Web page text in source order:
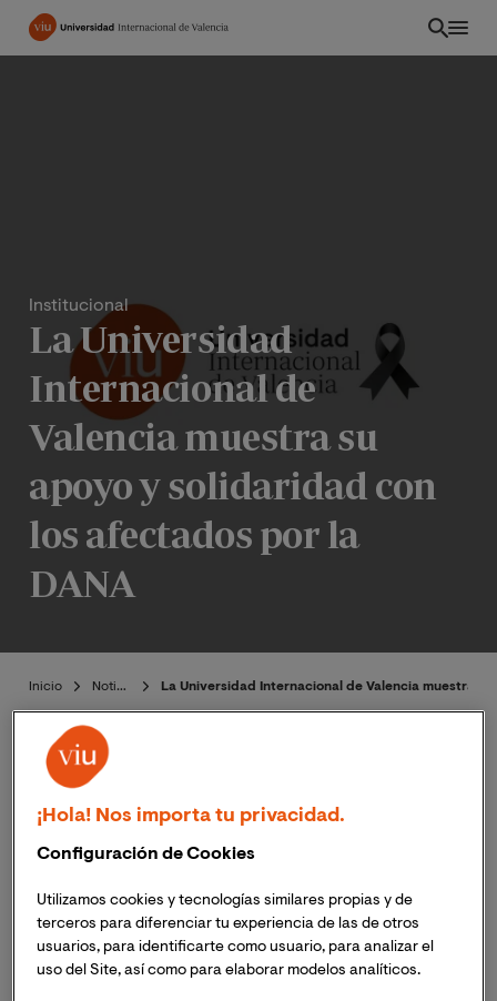
Pasar
Institucional
La Universidad
Internacional de
Valencia muestra su
apoyo y solidaridad con
los afectados por la
DANA
Inicio Noticias La Universidad Internacional de Valencia muestra
Publicado: 30/10/2024 | Actualizado:
Comunicado Oficial DANA
Valencia
¡Hola! Nos importa tu privacidad.
Configuración de Cookies
Utilizamos cookies y tecnologías similares propias y de
terceros para diferenciar tu experiencia de las de otros
usuarios, para identificarte como usuario, para analizar el
uso del Site, así como para elaborar modelos analíticos.